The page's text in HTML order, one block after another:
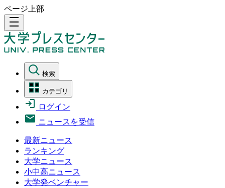
ページ上部
density_medium
検索
カテゴリ
ログイン
ニュースを受信
最新ニュース
ランキング
大学ニュース
小中高ニュース
大学発ベンチャー